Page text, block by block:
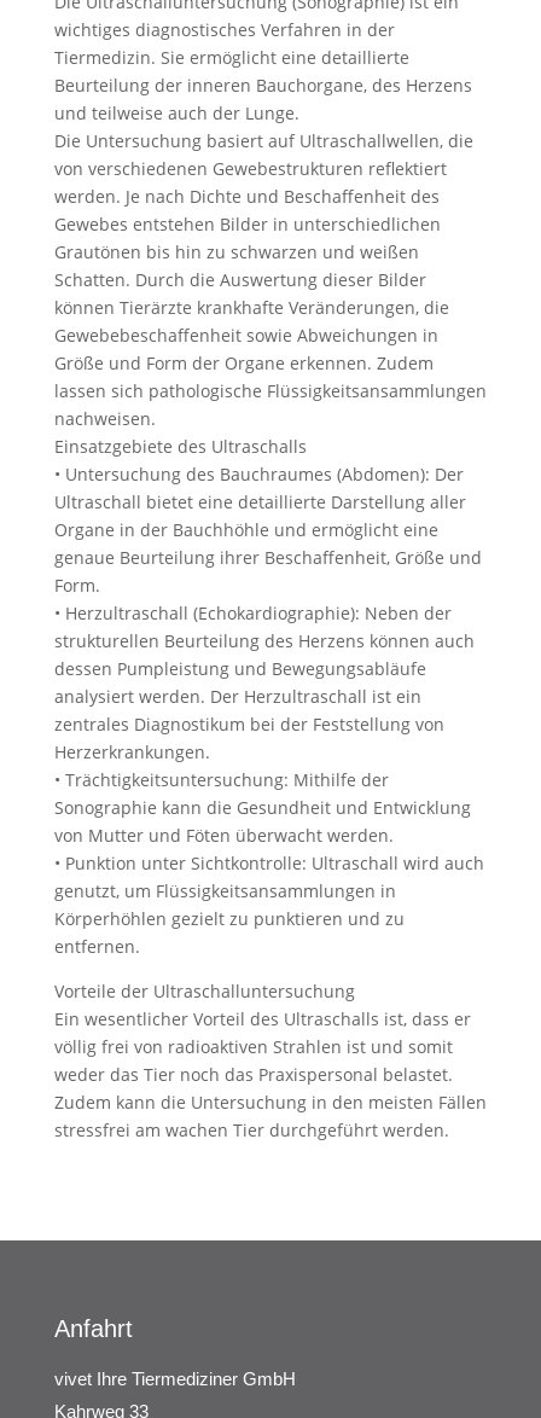
wichtiges diagnostisches Verfahren in der
Tiermedizin. Sie ermöglicht eine detaillierte
Beurteilung der inneren Bauchorgane, des Herzens
und teilweise auch der Lunge.
Die Untersuchung basiert auf Ultraschallwellen, die
von verschiedenen Gewebestrukturen reflektiert
werden. Je nach Dichte und Beschaffenheit des
Gewebes entstehen Bilder in unterschiedlichen
Grautönen bis hin zu schwarzen und weißen
Schatten. Durch die Auswertung dieser Bilder
können Tierärzte krankhafte Veränderungen, die
Gewebebeschaffenheit sowie Abweichungen in
Größe und Form der Organe erkennen. Zudem
lassen sich pathologische Flüssigkeitsansammlungen
nachweisen.
Einsatzgebiete des Ultraschalls
• Untersuchung des Bauchraumes (Abdomen): Der
Ultraschall bietet eine detaillierte Darstellung aller
Organe in der Bauchhöhle und ermöglicht eine
genaue Beurteilung ihrer Beschaffenheit, Größe und
Form.
• Herzultraschall (Echokardiographie): Neben der
strukturellen Beurteilung des Herzens können auch
dessen Pumpleistung und Bewegungsabläufe
analysiert werden. Der Herzultraschall ist ein
zentrales Diagnostikum bei der Feststellung von
Herzerkrankungen.
• Trächtigkeitsuntersuchung: Mithilfe der
Sonographie kann die Gesundheit und Entwicklung
von Mutter und Föten überwacht werden.
• Punktion unter Sichtkontrolle: Ultraschall wird auch
genutzt, um Flüssigkeitsansammlungen in
Körperhöhlen gezielt zu punktieren und zu
entfernen.
Vorteile der Ultraschalluntersuchung
Ein wesentlicher Vorteil des Ultraschalls ist, dass er
völlig frei von radioaktiven Strahlen ist und somit
weder das Tier noch das Praxispersonal belastet.
Zudem kann die Untersuchung in den meisten Fällen
stressfrei am wachen Tier durchgeführt werden.
Anfahrt
vivet Ihre Tiermediziner GmbH
Kahrweg 33